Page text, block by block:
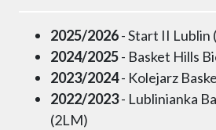
2025/2026- Start II Lublin
2024/2025- Basket Hills
2023/2024- Kolejarz
2022/2023- Lublinianka
(2LM)